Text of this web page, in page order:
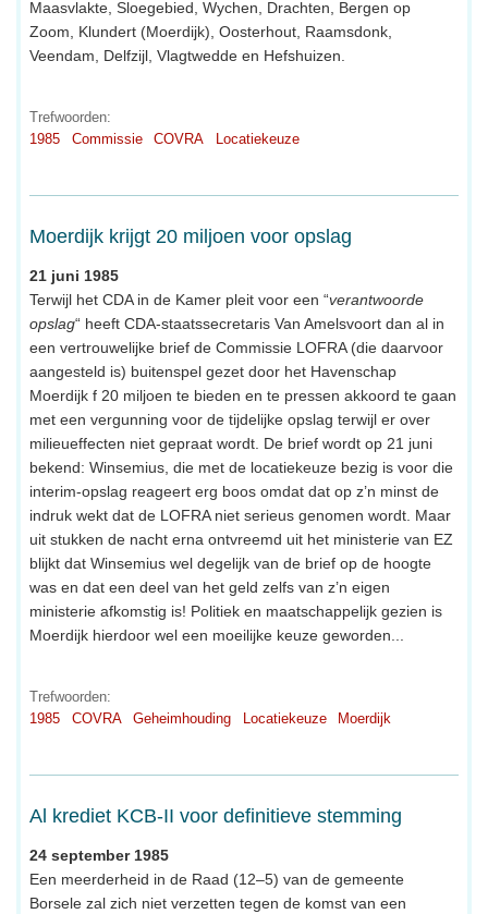
Maasvlakte, Sloegebied, Wychen, Drachten, Bergen op
Zoom, Klundert (Moerdijk), Oosterhout, Raamsdonk,
Veendam, Delfzijl, Vlagtwedde en Hefshuizen.
Trefwoorden:
1985
Commissie COVRA Locatiekeuze
Moerdijk krijgt 20 miljoen voor opslag
21 juni 1985
Terwijl het CDA in de Kamer pleit voor een “verantwoorde
opslag“ heeft CDA-staatssecretaris Van Amelsvoort dan al in
een vertrouwelijke brief de Commissie LOFRA (die daarvoor
aangesteld is) buitenspel gezet door het Havenschap
Moerdijk f 20 miljoen te bieden en te pressen akkoord te gaan
met een vergunning voor de tijdelijke opslag terwijl er over
milieueffecten niet gepraat wordt. De brief wordt op 21 juni
bekend: Winsemius, die met de locatiekeuze bezig is voor die
interim-opslag reageert erg boos omdat dat op z’n minst de
indruk wekt dat de LOFRA niet serieus genomen wordt. Maar
uit stukken de nacht erna ontvreemd uit het ministerie van EZ
blijkt dat Winsemius wel degelijk van de brief op de hoogte
was en dat een deel van het geld zelfs van z’n eigen
ministerie afkomstig is! Politiek en maatschappelijk gezien is
Moerdijk hierdoor wel een moeilijke keuze geworden...
Trefwoorden:
1985
COVRA Geheimhouding Locatiekeuze Moerdijk
Al krediet KCB-II voor definitieve stemming
24 september 1985
Een meerderheid in de Raad (12–5) van de gemeente
Borsele zal zich niet verzetten tegen de komst van een